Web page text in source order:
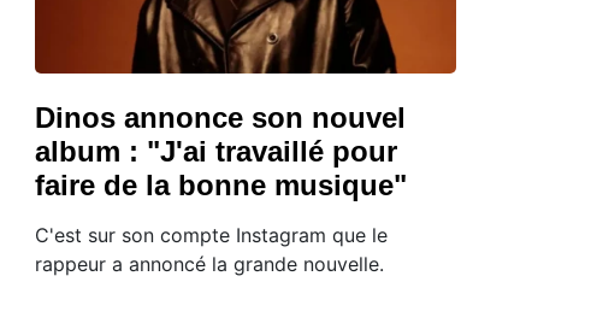
Dinos annonce son nouvel
album : "J'ai travaillé pour
faire de la bonne musique"
C'est sur son compte Instagram que le
rappeur a annoncé la grande nouvelle.